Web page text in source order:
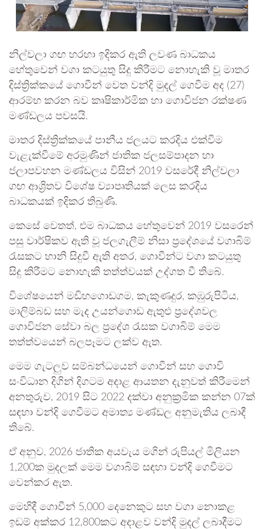
නිල්වලා ගඟ හරහා ඉදිකර ඇති ලවණ බාධකය
හේතුවෙන් වගා කටයුතු සිදු කිරීමට නොහැකි වූ මාතර
දිස්ත්‍රික්කයේ ගොවීන් වෙත වන්දි මුදල් ගෙවීම අද (27)
ආරම්භ කරන බව කෘෂිකාර්මික හා ගොවිජන රක්ෂණ
මණ්ඩලය පවසයි.
මාතර දිස්ත්‍රික්කයේ පානීය ජලයට කරදිය එක්වීම
වැළැක්වීමේ අරමුණින් ජාතික ජලසම්පාදන හා
ජලාපවහන මණ්ඩලය විසින් 2019 වසරේදී නිල්වලා
ගඟ ආශ්‍රිතව විශේෂ ව්‍යාපෘතියක් ලෙස කරදිය
බාධකයක් ඉදිකර තිබුණි.
කෙසේ වෙතත්, එම බාධකය හේතුවෙන් 2019 වසරෙන්
පසු වාර්ෂිකව ඇති වූ ජලගැලීම් නිසා ප්‍රදේශයේ වගාබිම්
රැසකට හානි සිදුවී ඇති අතර, ගොවීන්ට වගා කටයුතු
සිදු කිරීමට නොහැකි තත්ත්වයක් උද්ගත වී තිබේ.
විශේෂයෙන් මඩිහගොඩගම, කැකුණදුර, කඹුරුපිටිය,
මාලිම්බඩ සහ මැද උයන්ගොඩ ඇතුළු ප්‍රදේශවල
ගොවිජන සේවා බල ප්‍රදේශ රැසක වගාබිම් මෙම
තත්ත්වයෙන් බලපෑමට ලක්ව ඇත.
මෙම ගැටලුව සම්බන්ධයෙන් ගොවීන් සහ ගොවි
සංවිධාන දිගින් දිගටම අදාළ ආයතන දැනුවත් කිරීමෙන්
අනතුරුව, 2019 සිට 2022 දක්වා අනුක්‍රමික කන්න 07ක්
සඳහා වන්දි ගෙවීමට අමාත්‍ය මණ්ඩල අනුමැතිය ලබාදී
තිබේ.
ඒ අනුව, 2026 ජාතික අයවැය මගින් රුපියල් මිලියන
1,200ක මුදලක් මෙම වගාබිම් සඳහා වන්දි ගෙවීමට
වෙන්කර ඇත.
මෙහිදී ගොවීන් 5,000 දෙනෙකුට සහ වගා නොකළ
ඉඩම් අක්කර 12,800කට අදාළව වන්දි මුදල් ලබාදීමට